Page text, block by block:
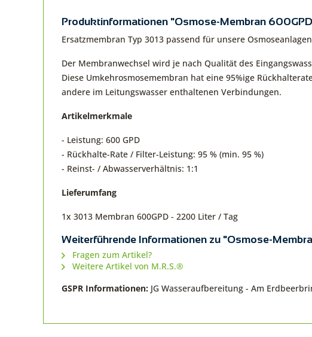
Produktinformationen "Osmose-Membran
Ersatzmembran Typ 3013 passend für unsere
Der Membranwechsel wird je nach Qualität des
Diese Umkehrosmosemembran hat eine 95%ige
andere im Leitungswasser enthaltenen Verbindungen.
Artikelmerkmale
- Leistung: 600 GPD
- Rückhalte-Rate / Filter-Leistung: 95 % (min. 95 %)
- Reinst- / Abwasserverhältnis: 1:1
Lieferumfang
1x 3013 Membran 600GPD - 2200 Liter / Tag
Weiterführende Informationen zu "Osmose-
Fragen zum Artikel?
Weitere Artikel von M.R.S.®
GSPR Informationen: JG Wasseraufbereitung - Am